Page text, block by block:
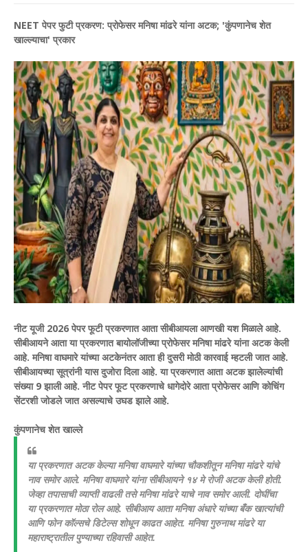
NEET पेपर फुटी प्रकरण: प्रोफेसर मनिषा मांढरे यांना अटक; 'कुंपणानेच शेत
खाल्ल्याचा' प्रकार
नीट यूजी 2026 पेपर फूटी प्रकरणात आता सीबीआयला आणखी यश मिळाले आहे.
सीबीआयने आता या प्रकरणात बायोलॉजीच्या प्रोफेसर मनिषा मांढरे यांना अटक केली
आहे. मनिषा वाघमारे यांच्या अटकेनंतर आता ही दुसरी मोठी कारवाई म्हटली जात आहे.
सीबीआयच्या सूत्रांनी यास दुजोरा दिला आहे. या प्रकरणात आता अटक झालेल्यांची
संख्या 9 झाली आहे. नीट पेपर फूट प्रकरणाचे धागेदोरे आता प्रोफेसर आणि कोचिंग
सेंटरशी जोडले जात असल्याचे उघड झाले आहे.
कुंपणानेच शेत खाल्ले
या प्रकरणात अटक केल्या मनिषा वाघमारे यांच्या चौकशीतून मनिषा मांढरे यांचे
नाव समोर आले. मनिषा वाघमारे यांना सीबीआयने १४ मे रोजी अटक केली होती.
जेव्हा तपासाची व्याप्ती वाढली तसे मनिषा मांढरे याचे नाव समोर आली. दोघींचा
या प्रकरणात मोठा रोल आहे. सीबीआय आता मनिषा अंधारे यांच्या बँक खात्यांची
आणि फोन कॉल्सचे डिटेल्स शोधून काढत आहेत. मनिषा गुरुनाथ मांढरे या
महाराष्ट्रातील पुण्याच्या रहिवासी आहेत.